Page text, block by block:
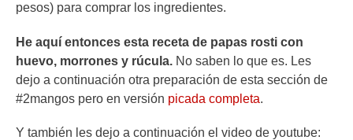
pesos) para comprar los ingredientes.
He aquí entonces esta receta de papas rosti con
huevo, morrones y rúcula. No saben lo que es. Les
dejo a continuación otra preparación de esta sección de
#2mangos pero en versión picada completa.
Y también les dejo a continuación el video de youtube: